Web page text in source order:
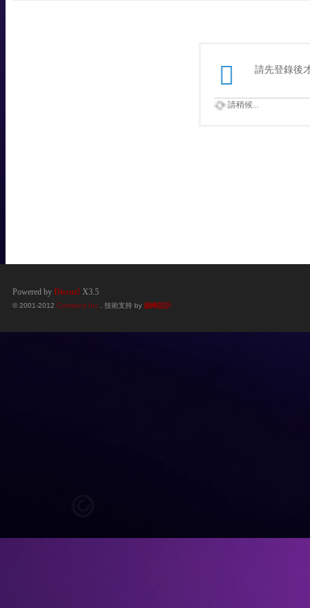
請先登錄後
請稍候...
Powered by Discuz! X3.5
© 2001-2012 Comsenz Inc. . 技術支持 by 巔峰設計